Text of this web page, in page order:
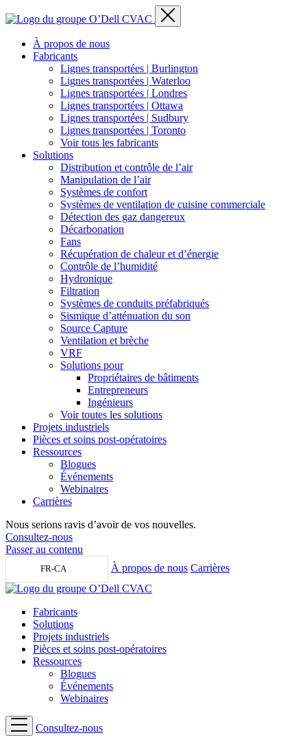
À propos de nous
Fabricants
Lignes transportées | Burlington
Lignes transportées | Waterloo
Lignes transportées | Londres
Lignes transportées | Ottawa
Lignes transportées | Sudbury
Lignes transportées | Toronto
Voir tous les fabricants
Solutions
Distribution et contrôle de l’air
Manipulation de l’air
Systèmes de confort
Systèmes de ventilation de cuisine commerciale
Détection des gaz dangereux
Décarbonation
Fans
Récupération de chaleur et d’énergie
Contrôle de l’humidité
Hydronique
Filtration
Systèmes de conduits préfabriqués
Sismique d’atténuation du son
Source Capture
Ventilation et brèche
VRF
Solutions pour
Propriétaires de bâtiments
Entrepreneurs
Ingénieurs
Voir toutes les solutions
Projets industriels
Pièces et soins post-opératoires
Ressources
Blogues
Événements
Webinaires
Carrières
Nous serions ravis d’avoir de vos nouvelles.
Consultez-nous
Passer au contenu
FR-CA À propos de nous Carrières
Fabricants
Solutions
Projets industriels
Pièces et soins post-opératoires
Ressources
Blogues
Événements
Webinaires
Consultez-nous